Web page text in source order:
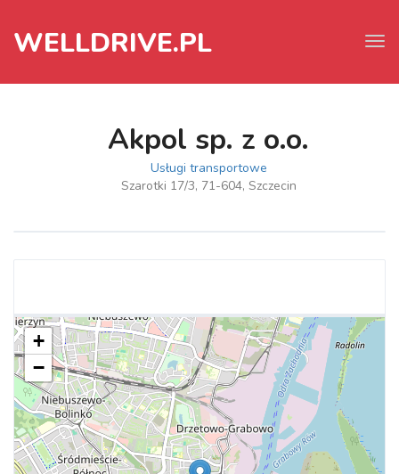
WELLDRIVE.PL
Akpol sp. z o.o.
Usługi transportowe
Szarotki 17/3, 71-604, Szczecin
+
−